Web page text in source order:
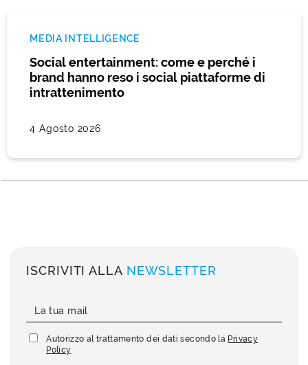
MEDIA INTELLIGENCE
Social entertainment: come e perché i
brand hanno reso i social piattaforme di
intrattenimento
4 Agosto 2026
ISCRIVITI ALLA NEWSLETTER
Autorizzo al trattamento dei dati secondo la Privacy
Policy